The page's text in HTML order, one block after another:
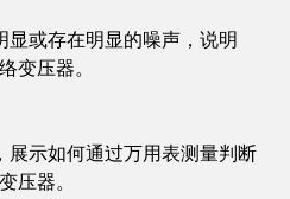
或存在明显的噪声，说明
变压器。
示如何通过万用表测量判断
压器。